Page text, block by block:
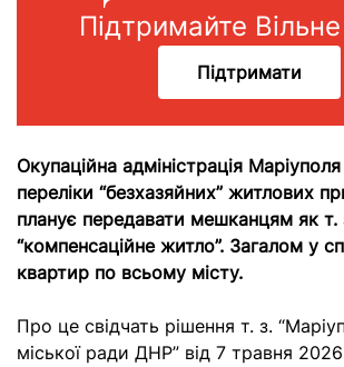
Підтримайте
Підтримати
Окупаційна адміністрація
переліки “безхазяйних” житлових
планує передавати мешканцям як т.
“компенсаційне житло”. Загалом у
квартир по всьому місту.
Про це свідчать рішення т. з.
міської ради ДНР” від 7 травня